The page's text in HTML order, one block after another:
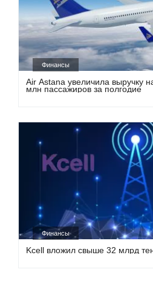
Финансы
Air Astana увеличила выручку
млн пассажиров за полгодие
Финансы
Kcell вложил свыше 32 млрд